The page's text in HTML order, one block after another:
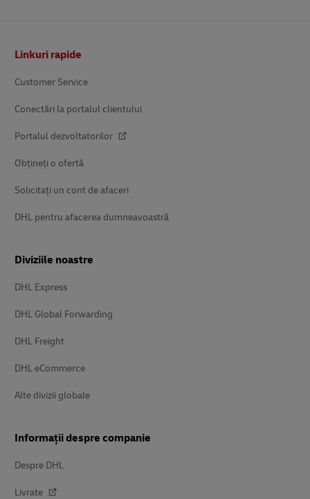
Linkuri rapide
Customer Service
Conectări la portalul clientului
Portalul dezvoltatorilor
Obțineți o ofertă
Solicitați un cont de afaceri
DHL pentru afacerea dumneavoastră
Diviziile noastre
DHL Express
DHL Global Forwarding
DHL Freight
DHL eCommerce
Alte divizii globale
Informații despre companie
Despre DHL
Livrate